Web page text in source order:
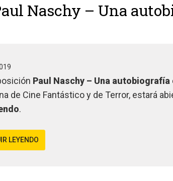
Naschy – Una
Paul Naschy – Una autobiografía
de Cine Fantástico y de Terror, estará
.
LEYENDO